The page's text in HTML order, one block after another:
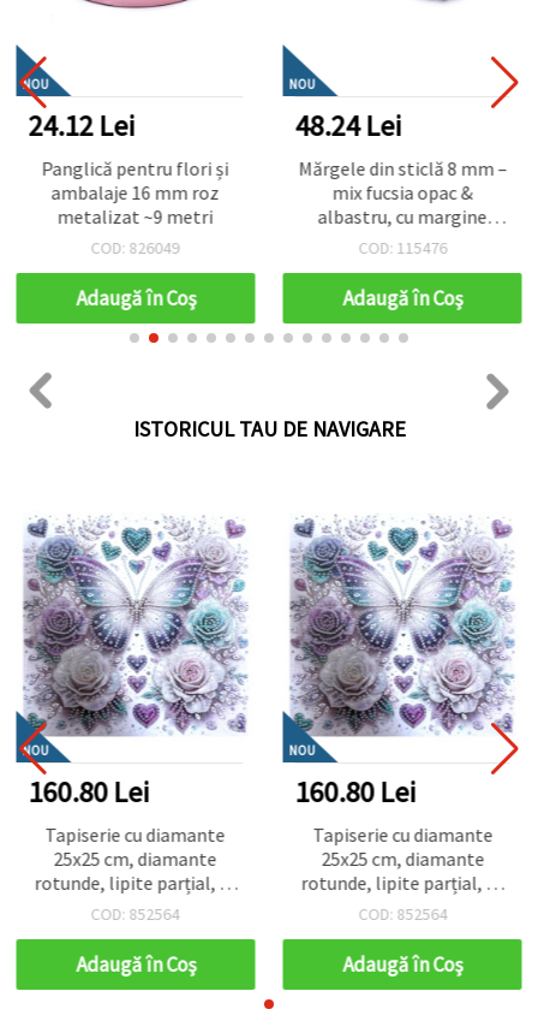
NOU
24.12 Lei
Panglică pentru flori și
ambalaje 16 mm roz
metalizat ~9 metri
COD: 826049
Adaugă în Coş
NOU
48.24 Lei
Mărgele din sticlă 8 mm –
mix fucsia opac &
albastru, cu margine
culoare aurie, gaură 1
perfecte pentru bijuterii
îndrăznețe și creații
handmade atrăgătoare
COD: 115476
Adaugă în Coş
ISTORICUL TAU DE NAVIGARE
NOU
160.80 Lei
Tapiserie cu diamante
25x25 cm, diamante
rotunde, lipite parțial, cu
ramă - Poveste fluture
COD: 852564
Adaugă în Coş
NOU
160.80 Lei
Tapiserie cu diamante
25x25 cm, diamante
rotunde, lipite parțial, cu
ramă - Poveste fluture
COD: 852564
Adaugă în Coş